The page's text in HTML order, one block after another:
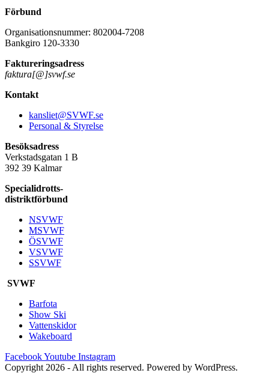
Förbund
Organisationsnummer: 802004-7208
Bankgiro 120-3330
Faktureringsadress
faktura[@]svwf.se
Kontakt
kansliet@SVWF.se
Personal & Styrelse
Besöksadress
Verkstadsgatan 1 B
392 39 Kalmar
Specialidrotts-
distriktförbund
NSVWF
MSVWF
ÖSVWF
VSVWF
SSVWF
SVWF
Barfota
Show Ski
Vattenskidor
Wakeboard
FacebookYoutube Instagram
Copyright 2026 - All rights reserved. Powered by WordPress.